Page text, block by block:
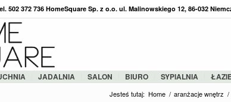
502 372 736 HomeSquare Sp. z o.o. ul. Malinowskiego 12, 86-032
JADALNIA SALON BIURO SYPIALNIA
Jesteś tutaj: Home / aranżacje wnętrz /